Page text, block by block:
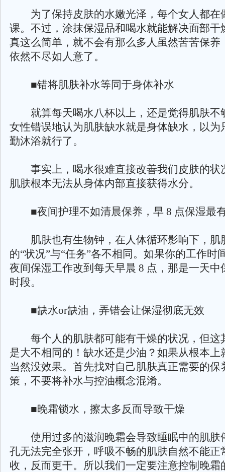
为了保持皮肤的水嫩光泽，每个女人都在
课。不过，涂抹保湿品和喝水就能解决面部干
真这么简单，就不会有那么多人虽然苦苦保养
依然不尽如人意了。
■错将肌肤补水等同于身体补水
就算每天喝水八杯以上，还是觉得肌肤不
女性错误地认为肌肤缺水就是身体缺水，以为
勤沐浴就行了。
事实上，喝水很难直接改善我们皮肤的状
肌肤根本无法从身体内部直接获得水分。
■夜间护理不如清晨保养，早 8 点保湿最
肌肤也有生物钟，在人体循环影响下，肌
的“状况”与“任务”各不相同。如果你的工作时
夜间保湿工作改到每天早晨 8 点，那是一天中
时段。
■缺水or缺油，弄错会让保湿彻底无效
每个人的肌肤都可能有干燥的状况，但这
是大不相同的！缺水还是少油？如果从根本上
当然没效果。首先找对自己肌肤真正需要的保
策，不要将补水与控油概念混淆。
■晚霜锁水，擦太多反而导致干燥
使用过多的滋润晚霜会导致睡眠中的肌肤
孔无法完全张开，呼吸不畅的肌肤自然不能正
收，反而更干。所以我们一定要注意控制晚霜